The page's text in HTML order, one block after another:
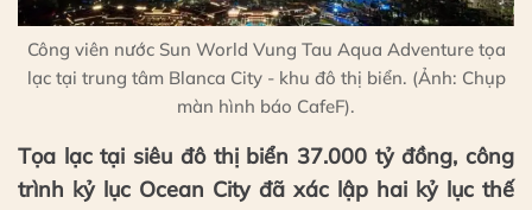
Công viên nước Sun World Vung Tau Aqua Adventure tọa
lạc tại trung tâm Blanca City - khu đô thị biển. (Ảnh: Chụp
màn hình báo CafeF).
Tọa lạc tại siêu đô thị biển 37.000 tỷ đồng, công
trình kỷ lục Ocean City đã xác lập hai kỷ lục thế